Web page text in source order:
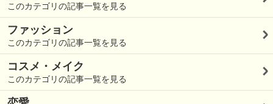
このカテゴリの記事一覧を見る
ファッション
このカテゴリの記事一覧を見る
コスメ・メイク
このカテゴリの記事一覧を見る